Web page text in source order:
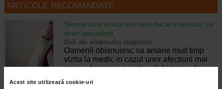
Acest site utilizează cookie-uri
ARTICOLE RECOMANDATE
Semne care indica mai mult decat o raceala: ce
spun specialistii
Boli ale sistemului respirator
Oamenii obisnuiesc sa amane mult timp
vizita la medic in cazul unor afectiuni mai
grave, deoarece acestea debuteaza de
toate acestea, potrivit specialistilor,…